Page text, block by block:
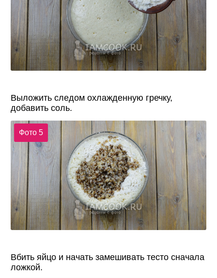
Выложить следом охлажденную гречку,
добавить соль.
Фото 5
Вбить яйцо и начать замешивать тесто сначала
ложкой.